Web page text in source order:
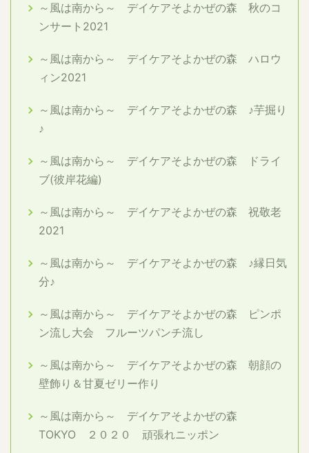
～風は南から～ デイケアそよかぜの森 秋のコ
ンサート2021
～風は南から～ デイケアそよかぜの森 ハロウ
ィン2021
～風は南から～ デイケアそよかぜの森 ♪芋掘り
♪
～風は南から～ デイケアそよかぜの森 ドライ
ブ(彼岸花編)
～風は南から～ デイケアそよかぜの森 祝敬老
2021
～風は南から～ デイケアそよかぜの森 ♪縁日気
分♪
～風は南から～ デイケアそよかぜの森 ピンポ
ン流し大会 フルーツパンチ流し
～風は南から～ デイケアそよかぜの森 朝顔の
壁飾り＆甘夏ゼリー作り
～風は南から～ デイケアそよかぜの森
TOKYO ２０２０ 頑張れニッポン